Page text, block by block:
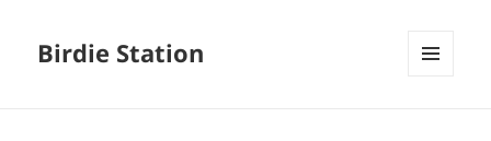
Birdie Station